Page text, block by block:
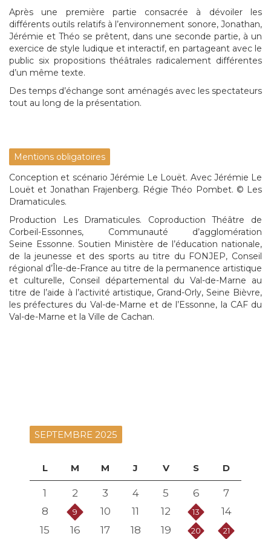
Après une première partie consacrée à dévoiler les
différents outils relatifs à l’environnement sonore, Jonathan,
Jérémie et Théo se prêtent, dans une seconde partie, à un
exercice de style ludique et interactif, en partageant avec le
public six propositions théâtrales radicalement différentes
d’un même texte.
Des temps d’échange sont aménagés avec les spectateurs
tout au long de la présentation.
Mentions obligatoires
Conception et scénario Jérémie Le Louët. Avec Jérémie Le
Louët et Jonathan Frajenberg. Régie Théo Pombet. © Les
Dramaticules.
Production Les Dramaticules. Coproduction Théâtre de
Corbeil-Essonnes, Communauté d’agglomération
Seine Essonne. Soutien Ministère de l’éducation nationale,
de la jeunesse et des sports au titre du FONJEP, Conseil
régional d’Île-de-France au titre de la permanence artistique
et culturelle, Conseil départemental du Val-de-Marne au
titre de l’aide à l’activité artistique, Grand-Orly, Seine Bièvre,
les préfectures du Val-de-Marne et de l’Essonne, la CAF du
Val-de-Marne et la Ville de Cachan.
SEPTEMBRE 2025
L M M J V S D
1 2 3 4 5 6
7
8
9 10 11 12 13
14
15
16 17 18 19 20 21